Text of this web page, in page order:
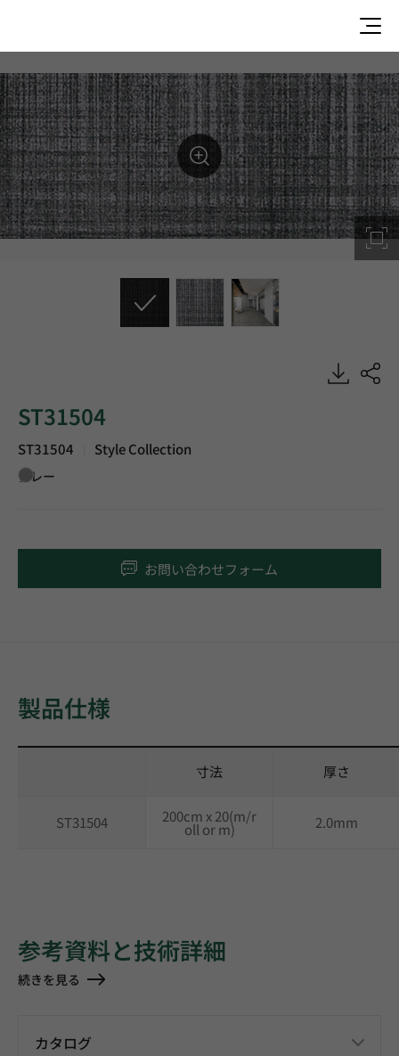
ST31504
ST31504 Style Collection
グレー
お問い合わせフォーム
製品仕様
寸法 厚さ
ST31504 200cm x 20(m/r
oll or m) 2.0mm
参考資料と技術詳細
続きを見る
カタログ